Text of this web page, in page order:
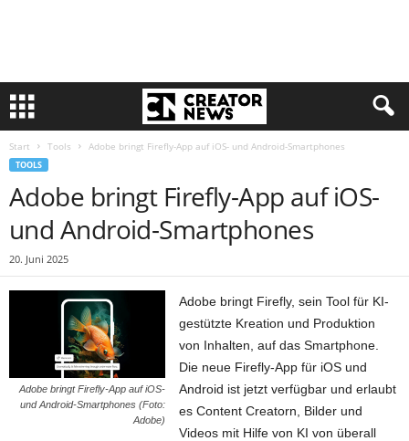
Start Tools Adobe bringt Firefly-App auf iOS- und Android-Smartphones
TOOLS
Adobe bringt Firefly-App auf iOS-
und Android-Smartphones
20. Juni 2025
Adobe bringt Firefly-App auf iOS-
und Android-Smartphones (Foto:
Adobe)
Adobe bringt Firefly, sein Tool für KI-
gestützte Kreation und Produktion
von Inhalten, auf das Smartphone.
Die neue Firefly-App für iOS und
Android ist jetzt verfügbar und erlaubt
es Content Creatorn, Bilder und
Videos mit Hilfe von KI von überall